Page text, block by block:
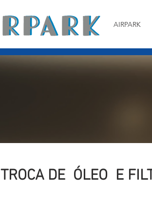
AIRPARK
TROCA DE ÓLEO E